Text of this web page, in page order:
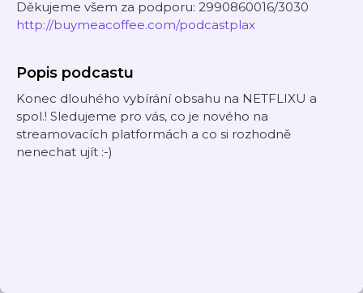
Děkujeme všem za podporu: 2990860016/3030
http://buymeacoffee.com/podcastplax
Popis podcastu
Konec dlouhého vybírání obsahu na NETFLIXU a
spol.! Sledujeme pro vás, co je nového na
streamovacích platformách a co si rozhodně
nenechat ujít :-)